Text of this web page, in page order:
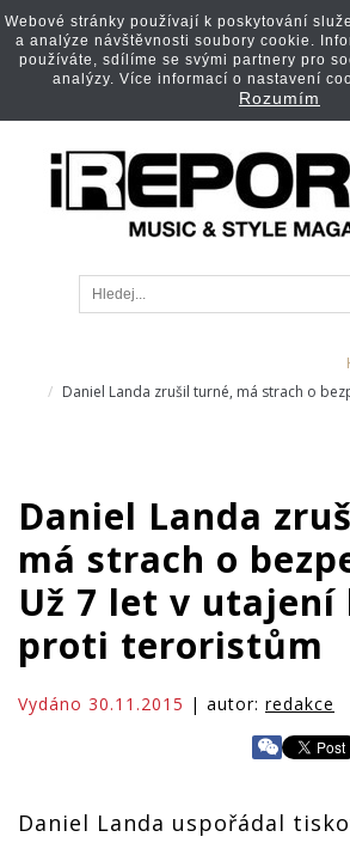
Daniel Landa zrušil turné, má strach o
Daniel Landa
má strach o
Už 7 let v utajení
proti teroristům
Vydáno 30.11.2015 | autor: redakce
Daniel Landa uspořádal
Webové stránky používají k poskytování
a analýze návštěvnosti soubory cookie.
používáte, sdílíme se svými partnery pro
analýzy. Více informací o nastavení
Rozumím